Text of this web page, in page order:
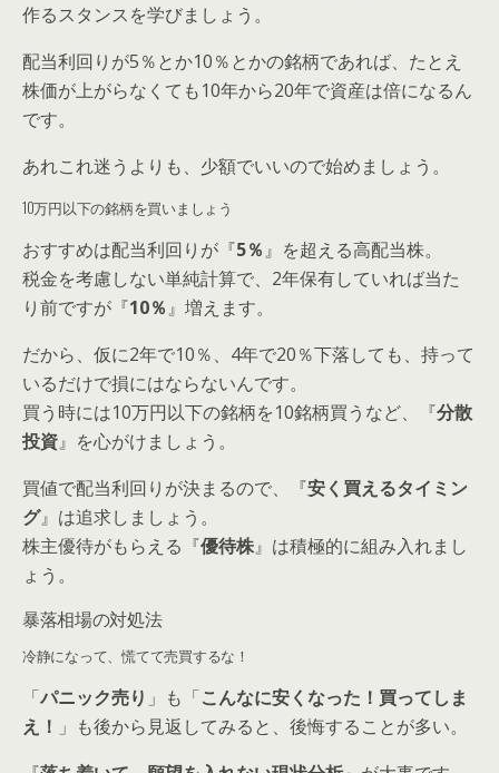
作るスタンスを学びましょう。
配当利回りが5％とか10％とかの銘柄であれば、たとえ
株価が上がらなくても10年から20年で資産は倍になるん
です。
あれこれ迷うよりも、少額でいいので始めましょう。
10万円以下の銘柄を買いましょう
おすすめは配当利回りが『5％』を超える高配当株。
税金を考慮しない単純計算で、2年保有していれば当た
り前ですが『10％』増えます。
だから、仮に2年で10％、4年で20％下落しても、持って
いるだけで損にはならないんです。
買う時には10万円以下の銘柄を10銘柄買うなど、『分散
投資』を心がけましょう。
買値で配当利回りが決まるので、『安く買えるタイミン
グ』は追求しましょう。
株主優待がもらえる『優待株』は積極的に組み入れまし
ょう。
暴落相場の対処法
冷静になって、慌てて売買するな！
「パニック売り 」も「こんなに安くなった！買ってしま
え！ 」も後から見返してみると、後悔することが多い。